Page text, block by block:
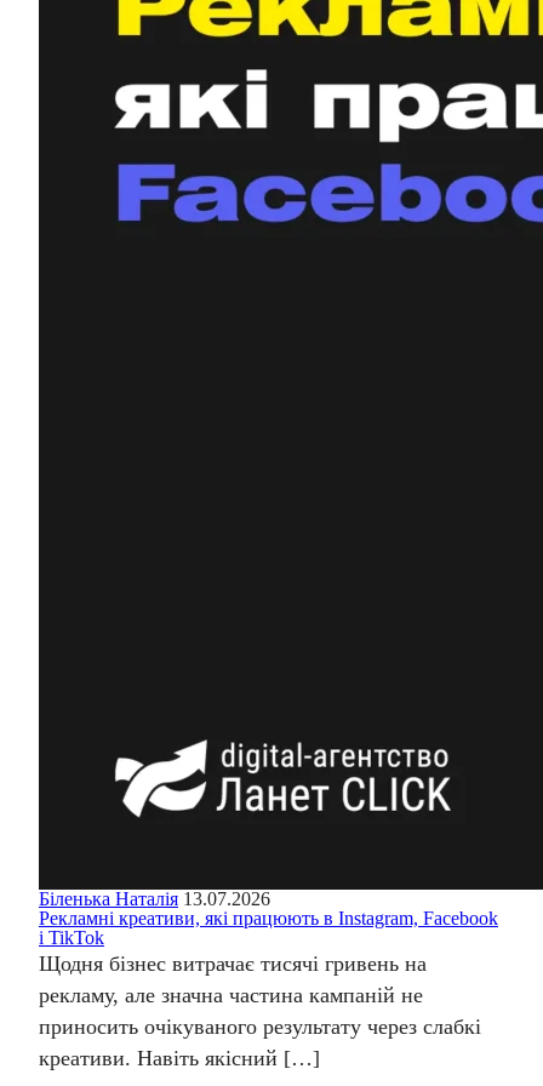
Біленька Наталія 13.07.2026
Рекламні креативи, які працюють в Instagram, Facebook
і TikTok
Щодня бізнес витрачає тисячі гривень на
рекламу, але значна частина кампаній не
приносить очікуваного результату через слабкі
креативи. Навіть якісний […]